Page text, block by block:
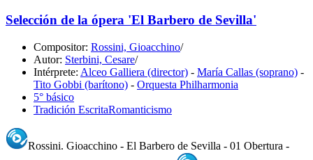
Selección de la ópera 'El Barbero de Sevilla'
Compositor: Rossini, Gioacchino/
Autor: Sterbini, Cesare/
Intérprete: Alceo Galliera (director) - María Callas (soprano) -
Tito Gobbi (barítono) - Orquesta Philharmonia
5° básico
Tradición EscritaRomanticismo
Rossini. Gioacchino - El Barbero de Sevilla - 01 Obertura -